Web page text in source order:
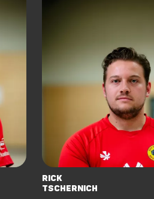
Rick
Tschernich